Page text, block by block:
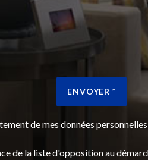
ENVOYER *
de mes données
de la liste d'opposition au